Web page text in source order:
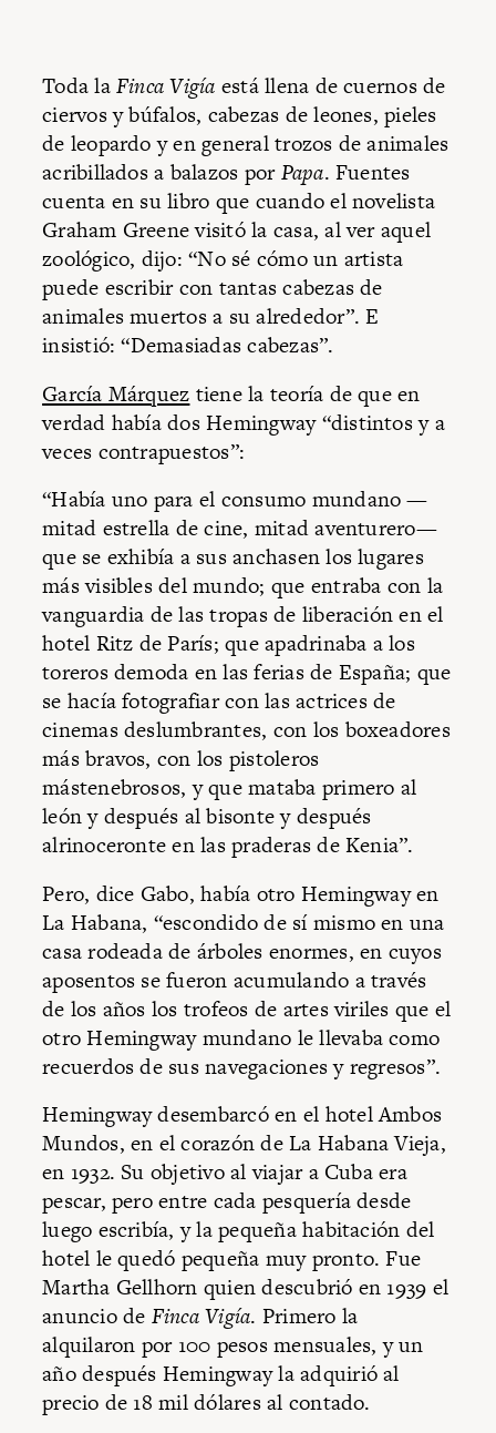
Toda laFinca Vigía está llena de cuernos de
ciervos y búfalos, cabezas de leones, pieles
de leopardo y en general trozos de animales
acribillados a balazos porPapa. Fuentes
cuenta en su libro que cuando el novelista
Graham Greene visitó la casa, al ver aquel
zoológico, dijo: “No sé cómo un artista
puede escribir con tantas cabezas de
animales muertos a su alrededor”. E
insistió: “Demasiadas cabezas”.
García Márquez tiene la teoría de que en
verdad había dos Hemingway “distintos y a
veces contrapuestos”:
“Había uno para el consumo mundano —
mitad estrella de cine, mitad aventurero—
que se exhibía a sus anchasen los lugares
más visibles del mundo; que entraba con la
vanguardia de las tropas de liberación en el
hotel Ritz de París; que apadrinaba a los
toreros demoda en las ferias de España; que
se hacía fotografiar con las actrices de
cinemas deslumbrantes, con los boxeadores
más bravos, con los pistoleros
mástenebrosos, y que mataba primero al
león y después al bisonte y después
alrinoceronte en las praderas de Kenia”.
Pero, dice Gabo, había otro Hemingway en
La Habana, “escondido de sí mismo en una
casa rodeada de árboles enormes, en cuyos
aposentos se fueron acumulando a través
de los años los trofeos de artes viriles que el
otro Hemingway mundano le llevaba como
recuerdos de sus navegaciones y regresos”.
Hemingway desembarcó en el hotel Ambos
Mundos, en el corazón de La Habana Vieja,
en 1932. Su objetivo al viajar a Cuba era
pescar, pero entre cada pesquería desde
luego escribía, y la pequeña habitación del
hotel le quedó pequeña muy pronto. Fue
Martha Gellhorn quien descubrió en 1939 el
anuncio de Finca Vigía. Primero la
alquilaron por 100 pesos mensuales, y un
año después Hemingway la adquirió al
precio de 18 mil dólares al contado.